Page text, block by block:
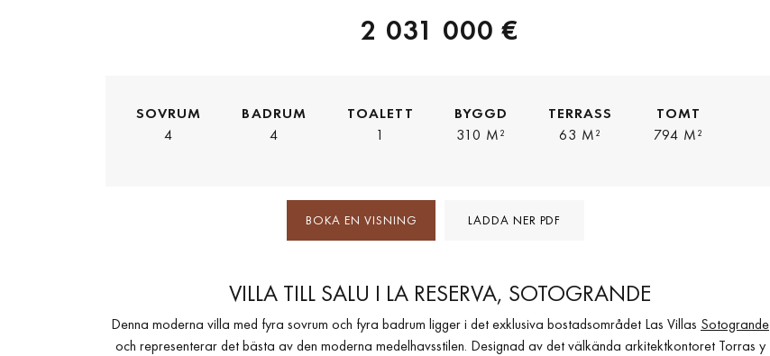
2 031 000 €
SOVRUM
4
BADRUM
4
TOALETT
1
BYGGD
310 M²
TERRASS
63 M²
TOMT
794 M²
BOKA EN VISNING LADDA NER PDF
VILLA TILL SALU I LA RESERVA, SOTOGRANDE
Denna moderna villa med fyra sovrum och fyra badrum ligger i det exklusiva bostadsområdet Las Villas Sotogrande
och representerar det bästa av den moderna medelhavsstilen. Designad av det välkända arkitektkontoret Torras y